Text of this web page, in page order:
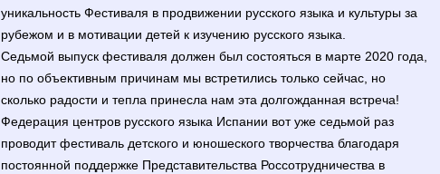
уникальность Фестиваля в продвижении русского языка и культуры за
рубежом и в мотивации детей к изучению русского языка.
Седьмой выпуск фестиваля должен был состояться в марте 2020 года,
но по объективным причинам мы встретились только сейчас, но
сколько радости и тепла принесла нам эта долгожданная встреча!
Федерация центров русского языка Испании вот уже седьмой раз
проводит фестиваль детского и юношеского творчества благодаря
постоянной поддержке Представительства Россотрудничества в